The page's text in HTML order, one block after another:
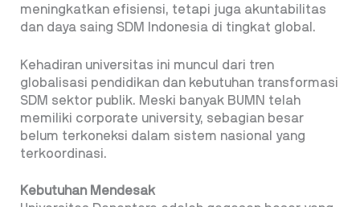
meningkatkan efisiensi, tetapi juga akuntabilitas
dan daya saing SDM Indonesia di tingkat global.
Kehadiran universitas ini muncul dari tren
globalisasi pendidikan dan kebutuhan transformasi
SDM sektor publik. Meski banyak BUMN telah
memiliki corporate university, sebagian besar
belum terkoneksi dalam sistem nasional yang
terkoordinasi.
Kebutuhan Mendesak